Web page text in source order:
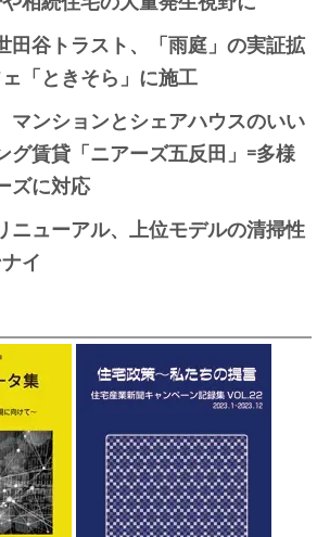
田谷トラスト、「雨庭」の実証拡
「ときそら」に施工
マンションとシェアハウスのいい
グ賃貸「ニアーズ五反田」=多様
ズに対応
ニューアル、上位モデルの清掃性
イ